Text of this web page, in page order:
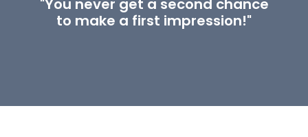
"You never get a second chance
to make a first impression!"